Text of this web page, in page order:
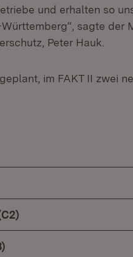
und erhalten so
sagte der
Peter Hauk.
im FAKT II zwei